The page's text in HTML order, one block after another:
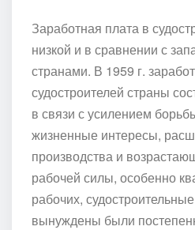
Заработная плата в
низкой и в сравнении с
странами. В 1959 г.
судостроителей страны
в связи с усилением
жизненные интересы,
производства и
рабочей силы, особенно
рабочих,
вынуждены были